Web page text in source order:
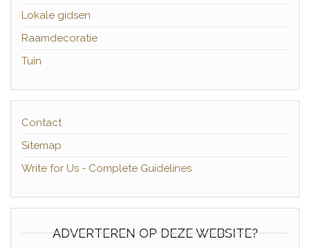
Lokale gidsen
Raamdecoratie
Tuin
Contact
Sitemap
Write for Us - Complete Guidelines
ADVERTEREN OP DEZE WEBSITE?